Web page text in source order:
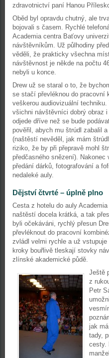
zdravotnictví paní Hanou
Oběd byl opravdu chutný, ale
bojovali s časem. Rychlé
Academia centra Baťovy
návštěvníkům. Už půlhodiny
věděli, že prakticky všechna
návštěvnost je někde na počtu
nebyli u konce.
Drew už se staral o to, že
se stačí převléknou do pracovní
veškerou audiovizuální
všichni návštěvníci dobrý obraz
odjede dříve než se bude
pověřil, abych mu štrúdl zabalil
(naštěstí nevěděl, jak mám
riziko, že by při přepravě mohl
předčasného snězení).
předání dárků, fotografování a
nedaleké auly.
Dějství čtvrté – úplně plno
Cesta z hotelu do auly
naštěstí docela krátká, a tak
byli očekáváni, rychlý přesun
převléknout do pracovní
zvládl velmi rychle a už
kroky bouřlivě tleskají stovky
zlínské akademické půdě.
Ještě
z
Petr
jak
tady,
cesty.